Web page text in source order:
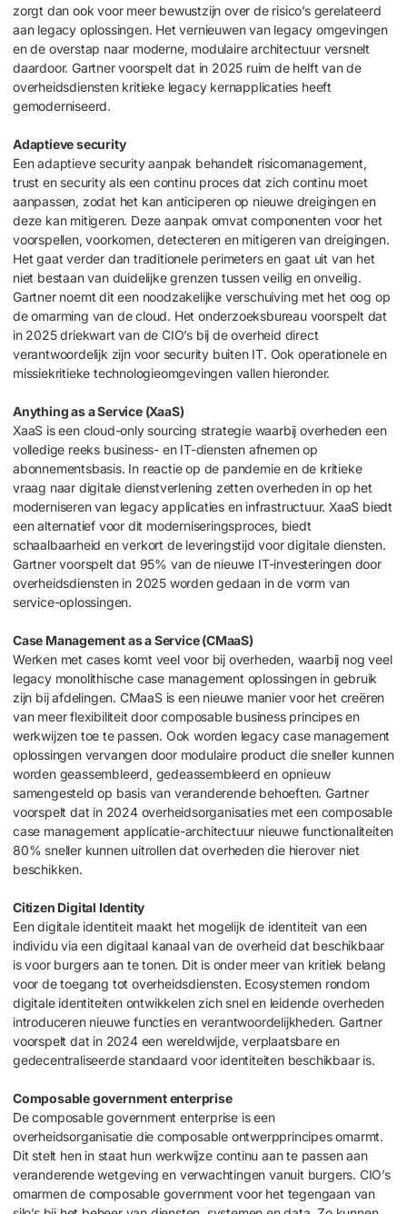
zorgt dan ook voor meer bewustzijn over de risico’s gerelateerd
aan legacy oplossingen. Het vernieuwen van legacy omgevingen
en de overstap naar moderne, modulaire architectuur versnelt
daardoor. Gartner voorspelt dat in 2025 ruim de helft van de
overheidsdiensten kritieke legacy kernapplicaties heeft
gemoderniseerd.
Adaptieve security
Een adaptieve security aanpak behandelt risicomanagement,
trust en security als een continu proces dat zich continu moet
aanpassen, zodat het kan anticiperen op nieuwe dreigingen en
deze kan mitigeren. Deze aanpak omvat componenten voor het
voorspellen, voorkomen, detecteren en mitigeren van dreigingen.
Het gaat verder dan traditionele perimeters en gaat uit van het
niet bestaan van duidelijke grenzen tussen veilig en onveilig.
Gartner noemt dit een noodzakelijke verschuiving met het oog op
de omarming van de cloud. Het onderzoeksbureau voorspelt dat
in 2025 driekwart van de CIO’s bij de overheid direct
verantwoordelijk zijn voor security buiten IT. Ook operationele en
missiekritieke technologieomgevingen vallen hieronder.
Anything as a Service (XaaS)
XaaS is een cloud-only sourcing strategie waarbij overheden een
volledige reeks business- en IT-diensten afnemen op
abonnementsbasis. In reactie op de pandemie en de kritieke
vraag naar digitale dienstverlening zetten overheden in op het
moderniseren van legacy applicaties en infrastructuur. XaaS biedt
een alternatief voor dit moderniseringsproces, biedt
schaalbaarheid en verkort de leveringstijd voor digitale diensten.
Gartner voorspelt dat 95% van de nieuwe IT-investeringen door
overheidsdiensten in 2025 worden gedaan in de vorm van
service-oplossingen.
Case Management as a Service (CMaaS)
Werken met cases komt veel voor bij overheden, waarbij nog veel
legacy monolithische case management oplossingen in gebruik
zijn bij afdelingen. CMaaS is een nieuwe manier voor het creëren
van meer flexibiliteit door composable business principes en
werkwijzen toe te passen. Ook worden legacy case management
oplossingen vervangen door modulaire product die sneller kunnen
worden geassembleerd, gedeassembleerd en opnieuw
samengesteld op basis van veranderende behoeften. Gartner
voorspelt dat in 2024 overheidsorganisaties met een composable
case management applicatie-architectuur nieuwe functionaliteiten
80% sneller kunnen uitrollen dat overheden die hierover niet
beschikken.
Citizen Digital Identity
Een digitale identiteit maakt het mogelijk de identiteit van een
individu via een digitaal kanaal van de overheid dat beschikbaar
is voor burgers aan te tonen. Dit is onder meer van kritiek belang
voor de toegang tot overheidsdiensten. Ecosystemen rondom
digitale identiteiten ontwikkelen zich snel en leidende overheden
introduceren nieuwe functies en verantwoordelijkheden. Gartner
voorspelt dat in 2024 een wereldwijde, verplaatsbare en
gedecentraliseerde standaard voor identiteiten beschikbaar is.
Composable government enterprise
De composable government enterprise is een
overheidsorganisatie die composable ontwerpprincipes omarmt.
Dit stelt hen in staat hun werkwijze continu aan te passen aan
veranderende wetgeving en verwachtingen vanuit burgers. CIO’s
omarmen de composable government voor het tegengaan van